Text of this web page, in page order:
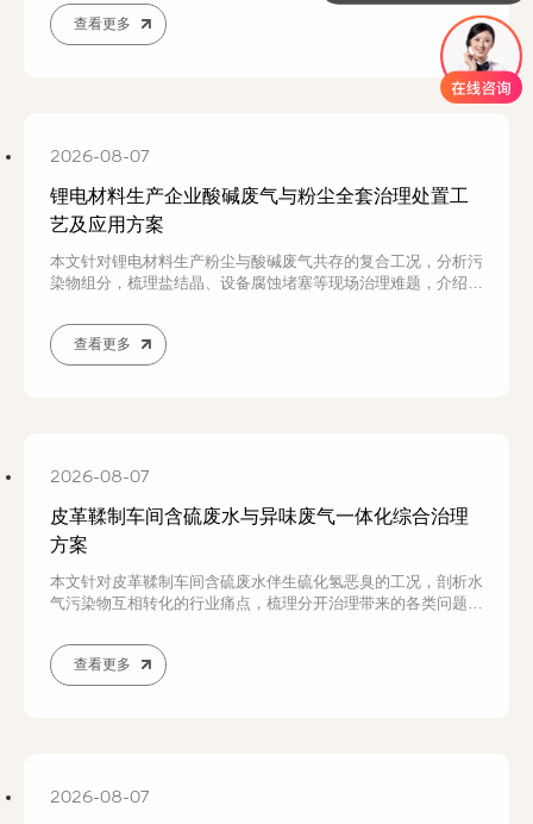
考。
查看更多
2026-08-07
锂电材料生产企业酸碱废气与粉尘全套治理处置工
艺及应用方案
本文针对锂电材料生产粉尘与酸碱废气共存的复合工况，分析污
染物组分，梳理盐结晶、设备腐蚀堵塞等现场治理难题，介绍除
考。
查看更多
2026-08-07
皮革鞣制车间含硫废水与异味废气一体化综合治理
方案
本文针对皮革鞣制车间含硫废水伴生硫化氢恶臭的工况，剖析水
气污染物互相转化的行业痛点，梳理分开治理带来的各类问题，
供落地参考。
查看更多
2026-08-07